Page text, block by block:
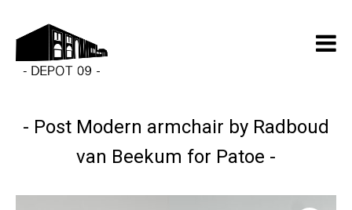
Post Modern armchair by Radboud
van Beekum for Patoe